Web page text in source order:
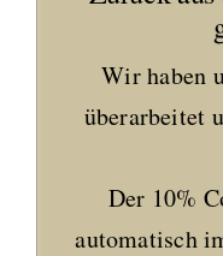
Wir haben
überarbeitet
Der 10%
automatisch